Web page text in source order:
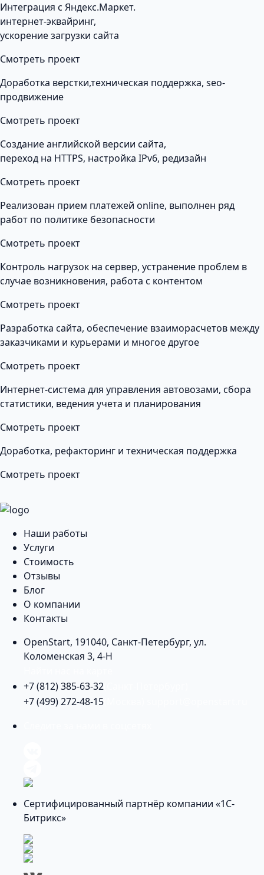
Интеграция с Яндекс.Маркет.
интернет-эквайринг,
ускорение загрузки сайта
Смотреть проект
Доработка верстки,техническая поддержка, seo-
продвижение
Смотреть проект
Создание английской версии сайта,
переход на HTTPS, настройка IPv6, редизайн
Смотреть проект
Реализован прием платежей online, выполнен ряд
работ по политике безопасности
Смотреть проект
Контроль нагрузок на сервер, устранение проблем в
случае возникновения, работа с контентом
Смотреть проект
Разработка сайта, обеспечение взаиморасчетов между
заказчиками и курьерами и многое другое
Смотреть проект
Интернет-система для управления автовозами, сбора
статистики, ведения учета и планирования
Смотреть проект
Доработка, рефакторинг и техническая поддержка
Смотреть проект
Наши работы
Услуги
Стоимость
Отзывы
Блог
О компании
Контакты
OpenStart, 191040, Санкт-Петербург, ул.
Коломенская 3, 4-Н
+7 (812) 385-63-32
+7 (499) 272-48-15
Сертифицированный партнёр компании «1С-
Битрикс»